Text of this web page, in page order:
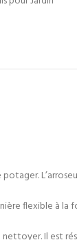
flexible à